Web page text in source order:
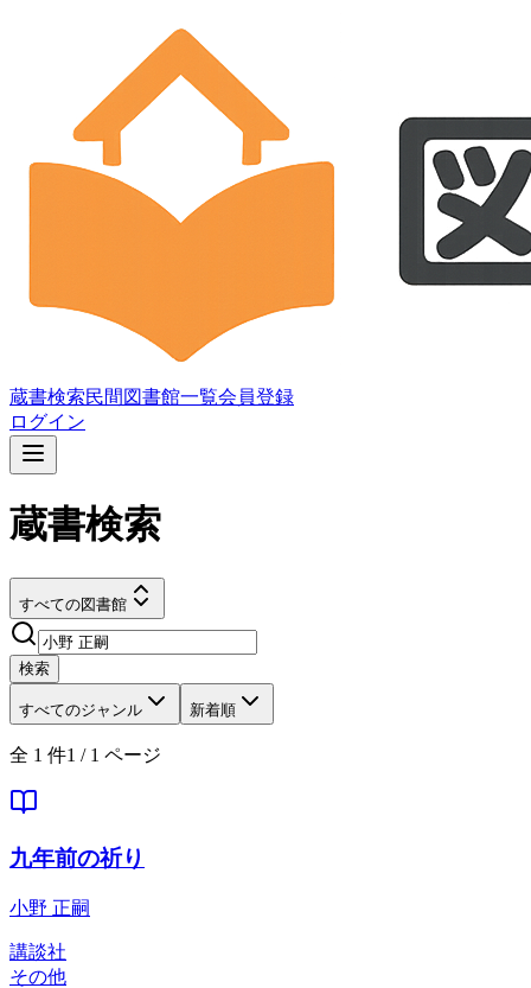
蔵書検索民間図書館一覧会員登録
ログイン
蔵書検索
すべての図書館
検索
すべてのジャンル 新着順
全 1 件1 / 1 ページ
九年前の祈り
小野 正嗣
講談社
その他